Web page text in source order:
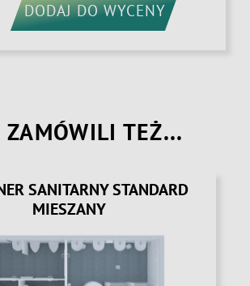
DODAJ DO WYCENY
TEŻ...
SANITARNY STANDARD
MIESZANY